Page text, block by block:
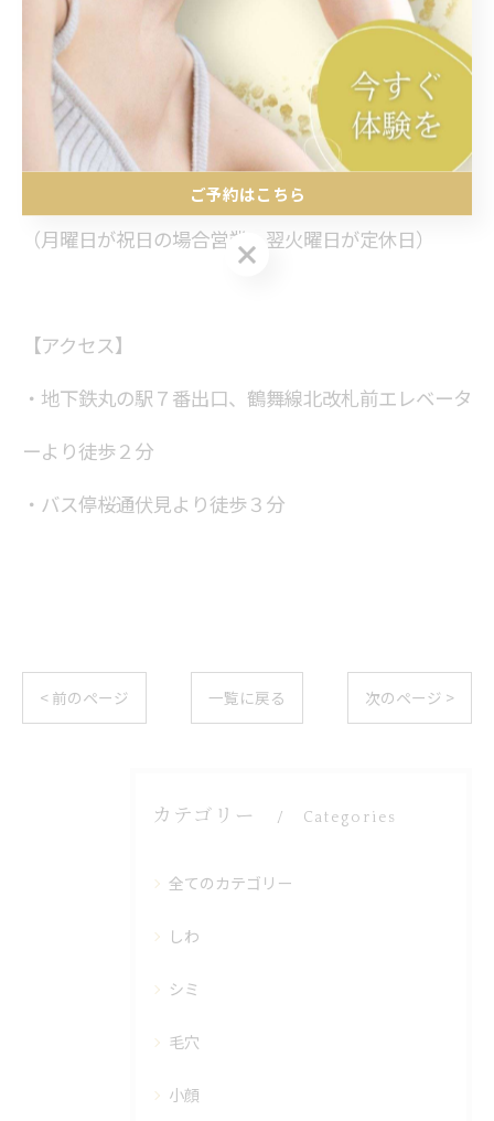
（最終受付時間16:00）
【定休日】
（月曜日が祝日の場合営業、翌火曜日が定休日）
【アクセス】
・地下鉄丸の駅７番出口、鶴舞線北改札前エレベータ
ーより徒歩２分
・バス停桜通伏見より徒歩３分
< 前のページ 一覧に戻る 次のページ >
カテゴリー Categories
全てのカテゴリー
しわ
シミ
毛穴
小顔
ご予約はこちら
ご予約はこちら